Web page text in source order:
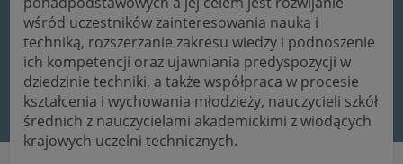
wśród uczestników zainteresowania nauką i
techniką, rozszerzanie zakresu wiedzy i podnoszenie
ich kompetencji oraz ujawniania predyspozycji w
dziedzinie techniki, a także współpraca w procesie
kształcenia i wychowania młodzieży, nauczycieli szkół
średnich z nauczycielami akademickimi z wiodących
krajowych uczelni technicznych.